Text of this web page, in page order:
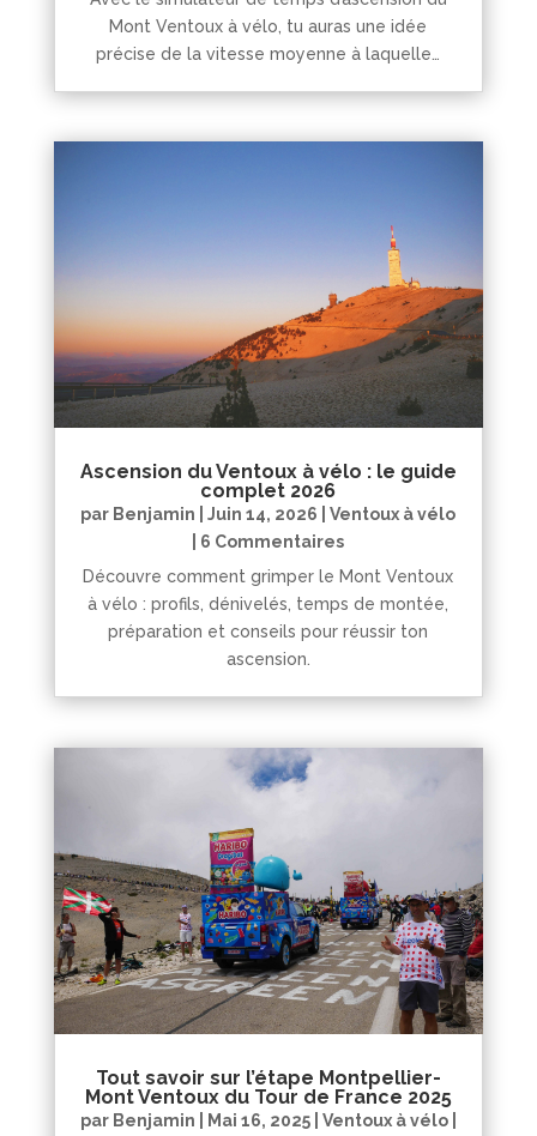
Mont Ventoux à vélo, tu auras une idée
précise de la vitesse moyenne à laquelle…
Ascension du Ventoux à vélo : le guide
complet 2026
par Benjamin |Juin 14, 2026 |Ventoux à vélo
| 6 Commentaires
Découvre comment grimper le Mont Ventoux
à vélo : profils, dénivelés, temps de montée,
préparation et conseils pour réussir ton
ascension.
Tout savoir sur l’étape Montpellier-
Mont Ventoux du Tour de France 2025
par Benjamin Mai 16, 2025| Ventoux à vélo|